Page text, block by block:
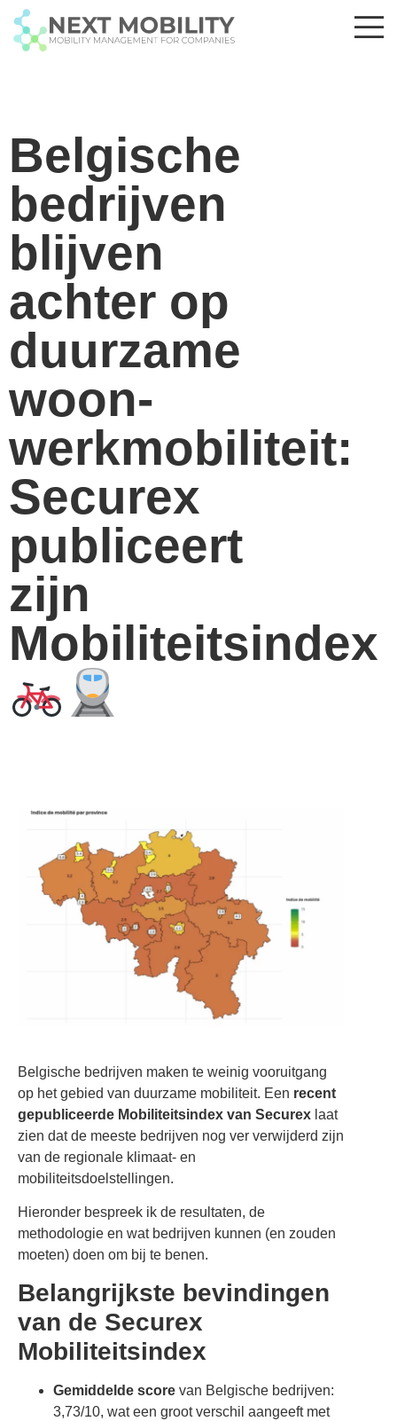
Belgische
bedrijven
blijven
achter op
duurzame
woon-
werkmobiliteit:
Securex
publiceert
zijn
Mobiliteitsindex
Belgische bedrijven maken te weinig vooruitgang
op het gebied van duurzame mobiliteit. Een recent
gepubliceerde Mobiliteitsindex van Securex laat
zien dat de meeste bedrijven nog ver verwijderd zijn
van de regionale klimaat- en
mobiliteitsdoelstellingen.
Hieronder bespreek ik de resultaten, de
methodologie en wat bedrijven kunnen (en zouden
moeten) doen om bij te benen.
Belangrijkste bevindingen
van de Securex
Mobiliteitsindex
Gemiddelde score van Belgische bedrijven:
3,73/10, wat een groot verschil aangeeft met